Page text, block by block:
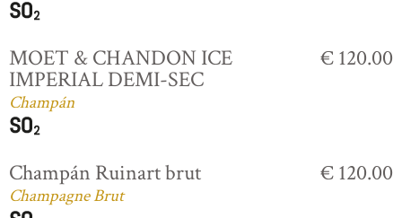
MOET & CHANDON ICE
IMPERIAL DEMI-SEC
Champán
€ 120.00
Champán Ruinart brut
Champagne Brut
€ 120.00